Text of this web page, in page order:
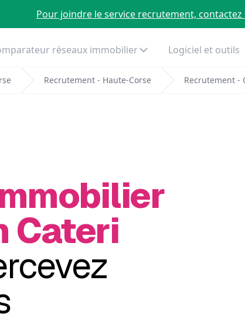
Pour joindre le service recrutement, contactez
réseaux immobilier Logiciel et outils
Recrutement - Haute-Corse Recrutement -
Cateri